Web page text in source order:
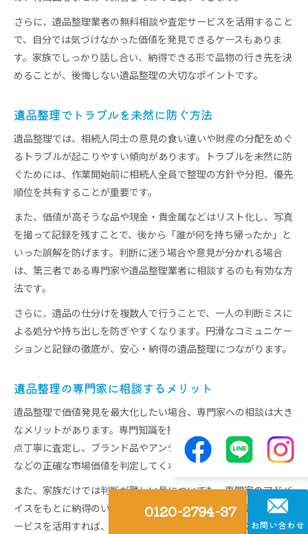
さらに、遺品整理業者の無料相談や査定サービスを活用すること
で、自分では気づけなかった価値を発見できるケースもありま
す。家族でしっかり話し合い、納得できる形で品物の行き先を決
めることが、後悔しない遺品整理の大切なポイントです。
遺品整理でトラブルを未然に防ぐ方法
遺品整理では、相続人同士の意見の食い違いや財産の分配をめぐ
るトラブルが起こりやすい傾向があります。トラブルを未然に防
ぐためには、作業開始前に相続人全員で整理の方針や分担、優先
順位を共有することが重要です。
また、価値が高そうな品や現金・貴金属などはリスト化し、写真
を撮って記録を残すことで、後から「誰が何を持ち帰ったか」と
いった誤解を防げます。判断に迷う場合や意見が分かれる場合
は、第三者である専門家や遺品整理業者に相談するのも有効な方
法です。
さらに、遺品の仕分けを複数人で行うことで、一人の判断ミスに
よる処分や持ち出しを防ぎやすくなります。円滑なコミュニケー
ションと記録の徹底が、安心・納得の遺品整理につながります。
遺品整理の専門家に相談するメリット
遺品整理で価値発見を最大化したい場合、専門家への相談は大き
なメリットがあります。専門知識を持つスタッフが現場で一点一
点丁寧に査定し、ブランド品やアンティーク、古銭や切手、家電
などの正確な市場価値を判定してくれます。
また、家族だけでは判断が難しい品についても、専門家のアドバ
イスをもとに納得のいく選別が可能です。無料相談や見積もりサ
ービスを活用すれば、疑問点を事前に解消でき、後悔のない整理
0120-2794-37
お問い合わせ